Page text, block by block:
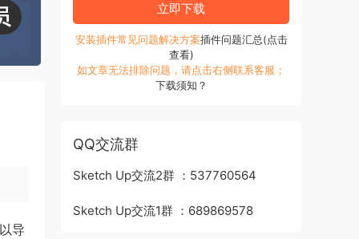
导
立即下载
安装插件常见问题解决方案插件问题汇总(点击
查看)
如文章无法排除问题，请点击右侧联系客服；
下载须知？
QQ交流群
Sketch Up交流2群 ：537760564
Sketch Up交流1群 ：689869578